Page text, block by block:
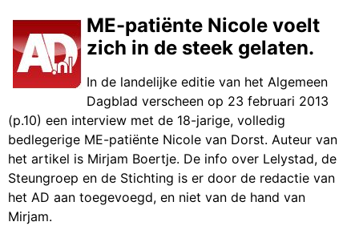
ME-patiënte Nicole voelt
zich in de steek gelaten.
In de landelijke editie van het Algemeen
Dagblad verscheen op 23 februari 2013
(p.10) een interview met de 18-jarige, volledig
bedlegerige ME-patiënte Nicole van Dorst. Auteur van
het artikel is Mirjam Boertje. De info over Lelystad, de
Steungroep en de Stichting is er door de redactie van
het AD aan toegevoegd, en niet van de hand van
Mirjam.